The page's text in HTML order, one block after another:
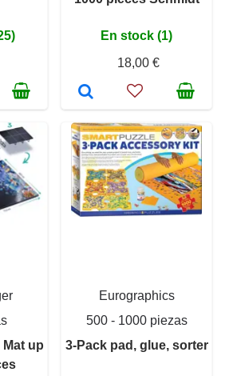
En stock (1)
18,00 €
Mat up
Eurographics
500 - 1000 piezas
3-Pack pad, glue, sorter